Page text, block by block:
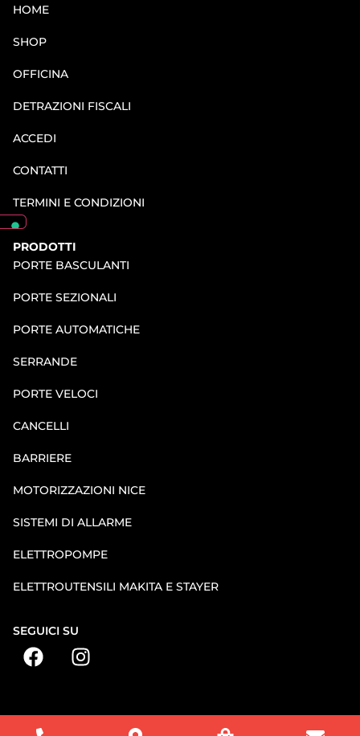
HOME
SHOP
OFFICINA
DETRAZIONI FISCALI
ACCEDI
CONTATTI
TERMINI E CONDIZIONI
PRODOTTI
PORTE BASCULANTI
PORTE SEZIONALI
PORTE AUTOMATICHE
SERRANDE
PORTE VELOCI
CANCELLI
BARRIERE
MOTORIZZAZIONI NICE
SISTEMI DI ALLARME
ELETTROPOMPE
ELETTROUTENSILI MAKITA E STAYER
SEGUICI SU